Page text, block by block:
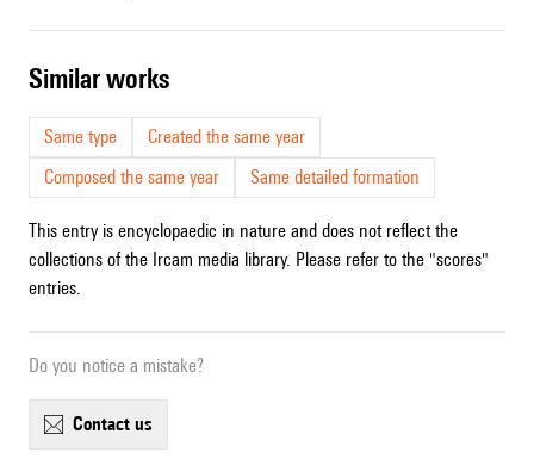
similar works
Same type
Created the same year
Composed the same year
Same detailed formation
This entry is encyclopaedic in nature and does not reflect the
collections of the Ircam media library. Please refer to the "scores"
entries.
Do you notice a mistake?
contact us